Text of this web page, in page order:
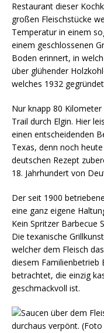
Restaurant dieser
großen Fleischstücke
Temperatur in einem
einem geschlossenen
Boden erinnert, in
über glühender
welches 1932
Nur knapp 80
Trail durch Elgin. Hier
einen entscheidenden
Texas, denn noch
deutschen Rezept
18. Jahrhundert von
Der seit 1900 betriebene
eine ganz eigene
Kein Spritzer Barbecue
Die texanische
welcher dem Fleisch
diesem Familienbetrieb
betrachtet, die einzig
geschmackvoll ist.